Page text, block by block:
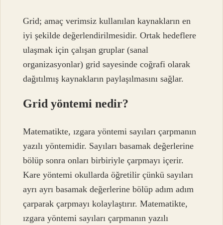
Grid; amaç verimsiz kullanılan kaynakların en
iyi şekilde değerlendirilmesidir. Ortak hedeflere
ulaşmak için çalışan gruplar (sanal
organizasyonlar) grid sayesinde coğrafi olarak
dağıtılmış kaynakların paylaşılmasını sağlar.
Grid yöntemi nedir?
Matematikte, ızgara yöntemi sayıları çarpmanın
yazılı yöntemidir. Sayıları basamak değerlerine
bölüp sonra onları birbiriyle çarpmayı içerir.
Kare yöntemi okullarda öğretilir çünkü sayıları
ayrı ayrı basamak değerlerine bölüp adım adım
çarparak çarpmayı kolaylaştırır. Matematikte,
ızgara yöntemi sayıları çarpmanın yazılı